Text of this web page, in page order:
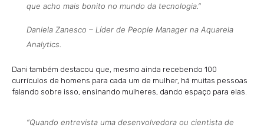
que acho mais bonito no mundo da tecnologia.”
Daniela Zanesco – Líder de People Manager na Aquarela
Analytics.
Dani também destacou que, mesmo ainda recebendo 100
currículos de homens para cada um de mulher, há muitas pessoas
falando sobre isso, ensinando mulheres, dando espaço para elas.
“Quando entrevista uma desenvolvedora ou cientista de